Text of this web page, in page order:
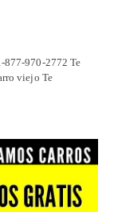
877-970-2772 Te
viejo Te